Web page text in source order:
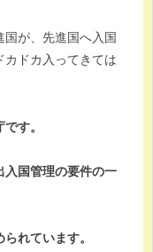
が、先進国へ入国
ドカ入ってきては
す。
入国管理の要件の一
れています。